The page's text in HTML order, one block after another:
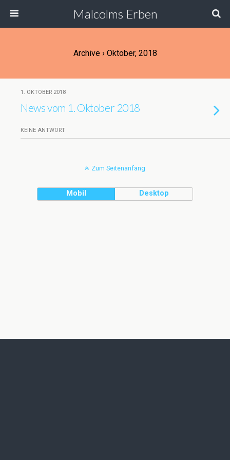
Malcolms Erben
Archive › Oktober, 2018
1. OKTOBER 2018
News vom 1. Oktober 2018
KEINE ANTWORT
Zum Seitenanfang
Mobil Desktop